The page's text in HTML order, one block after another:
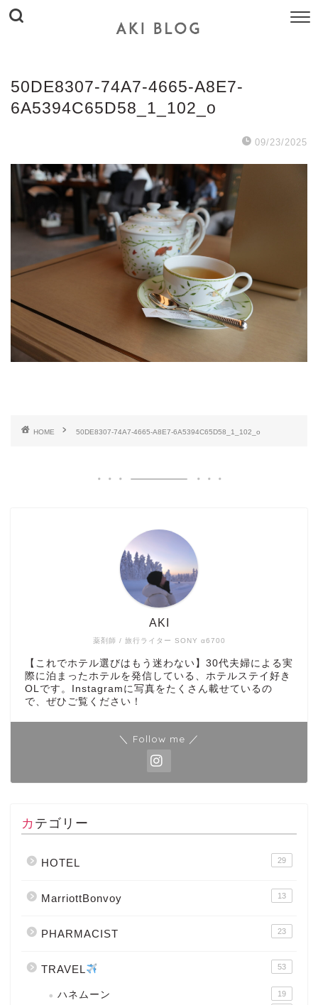
50DE8307-74A7-4665-A8E7-
6A5394C65D58_1_102_o
09/23/2025
HOME 50DE8307-74A7-4665-A8E7-6A5394C65D58_1_102_o
薬剤師 / 旅行ライター SONY α6700
AKI
【これでホテル選びはもう迷わない】30代夫婦による実
際に泊まったホテルを発信している、ホテルステイ好き
OLです。Instagramに写真をたくさん載せているの
で、ぜひご覧ください！
＼ Follow me ／
カテゴリー
HOTEL 29
MarriottBonvoy 13
PHARMACIST 23
TRAVEL 53
ハネムーン 19